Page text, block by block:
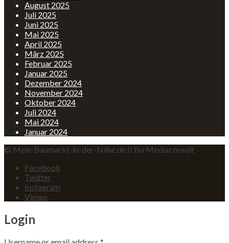
August 2025
Juli 2025
Juni 2025
Mai 2025
April 2025
März 2025
Februar 2025
Januar 2025
Dezember 2024
November 2024
Oktober 2024
Juli 2024
Mai 2024
Januar 2024
© Mein-Baumarkt-in-der-Nähe.de II Bo Mediaconsult
Facebook
Twitter
Instagram
Vimeo
Login